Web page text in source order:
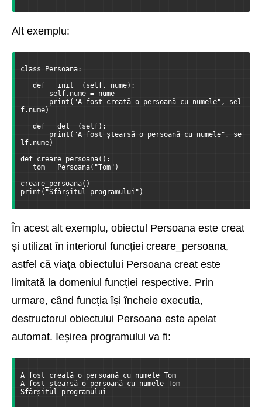
Alt exemplu:
class Persoana:
def __init__(self, nume):
self.nume = nume
print("A fost creată o persoană cu numele", sel
f.nume)
def __del__(self):
print("A fost ștearsă o persoană cu numele", se
lf.nume)
def creare_persoana():
tom = Persoana("Tom")
creare_persoana()
print("Sfârșitul programului")
În acest alt exemplu, obiectul Persoana este creat
și utilizat în interiorul funcției creare_persoana,
astfel că viața obiectului Persoana creat este
limitată la domeniul funcției respective. Prin
urmare, când funcția își încheie execuția,
destructorul obiectului Persoana este apelat
automat. Ieșirea programului va fi:
A fost creată o persoană cu numele Tom
A fost ștearsă o persoană cu numele Tom
Sfârșitul programului